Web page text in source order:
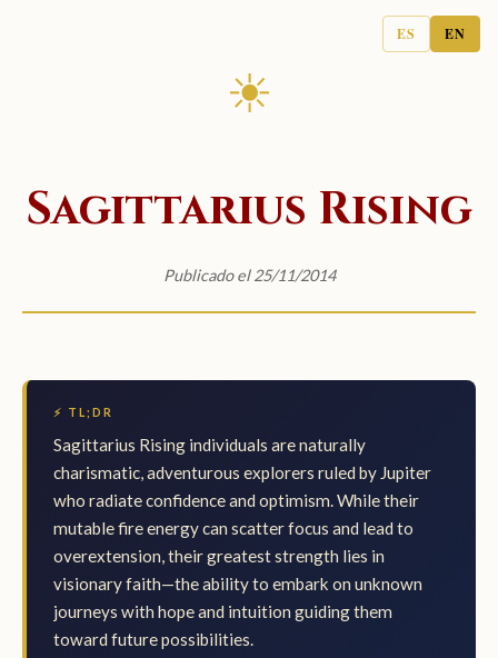
ES EN
☀
Sagittarius Rising
Publicado el 25/11/2014
⚡ TL;DR
Sagittarius Rising individuals are naturally
charismatic, adventurous explorers ruled by Jupiter
who radiate confidence and optimism. While their
mutable fire energy can scatter focus and lead to
overextension, their greatest strength lies in
visionary faith—the ability to embark on unknown
journeys with hope and intuition guiding them
toward future possibilities.